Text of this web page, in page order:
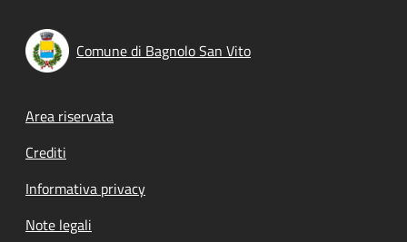
Comune di Bagnolo San Vito
Footer menu
Area riservata
Crediti
Informativa privacy
Note legali